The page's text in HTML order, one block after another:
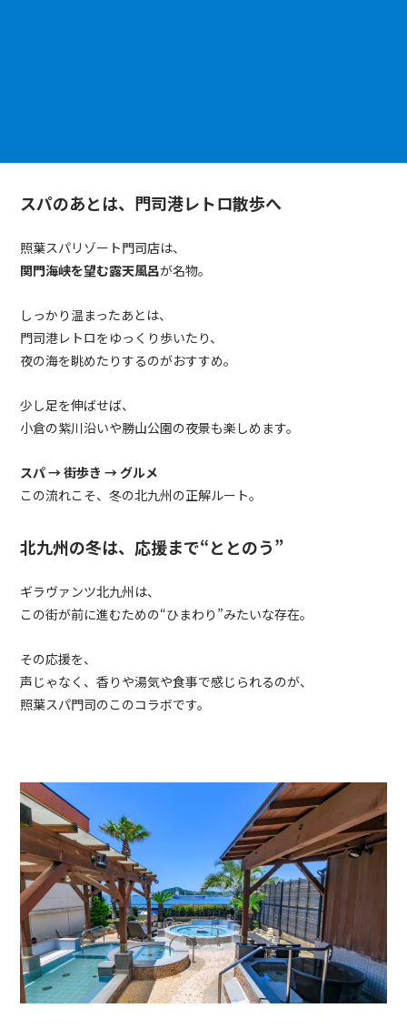
スパのあとは、門司港レトロ散歩へ
照葉スパリゾート門司店は、
関門海峡を望む露天風呂が名物。
しっかり温まったあとは、
門司港レトロをゆっくり歩いたり、
夜の海を眺めたりするのがおすすめ。
少し足を伸ばせば、
小倉の紫川沿いや勝山公園の夜景も楽しめます。
スパ → 街歩き → グルメ
この流れこそ、冬の北九州の正解ルート。
北九州の冬は、応援まで“ととのう”
ギラヴァンツ北九州は、
この街が前に進むための“ひまわり”みたいな存在。
その応援を、
声じゃなく、香りや湯気や食事で感じられるのが、
照葉スパ門司のこのコラボです。